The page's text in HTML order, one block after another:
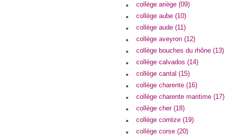
collège ariège (09)
collège aube (10)
collège aude (11)
collège aveyron (12)
collège bouches du rhône (13)
collège calvados (14)
collège cantal (15)
collège charente (16)
collège charente maritime (17)
collège cher (18)
collège corrèze (19)
collège corse (20)